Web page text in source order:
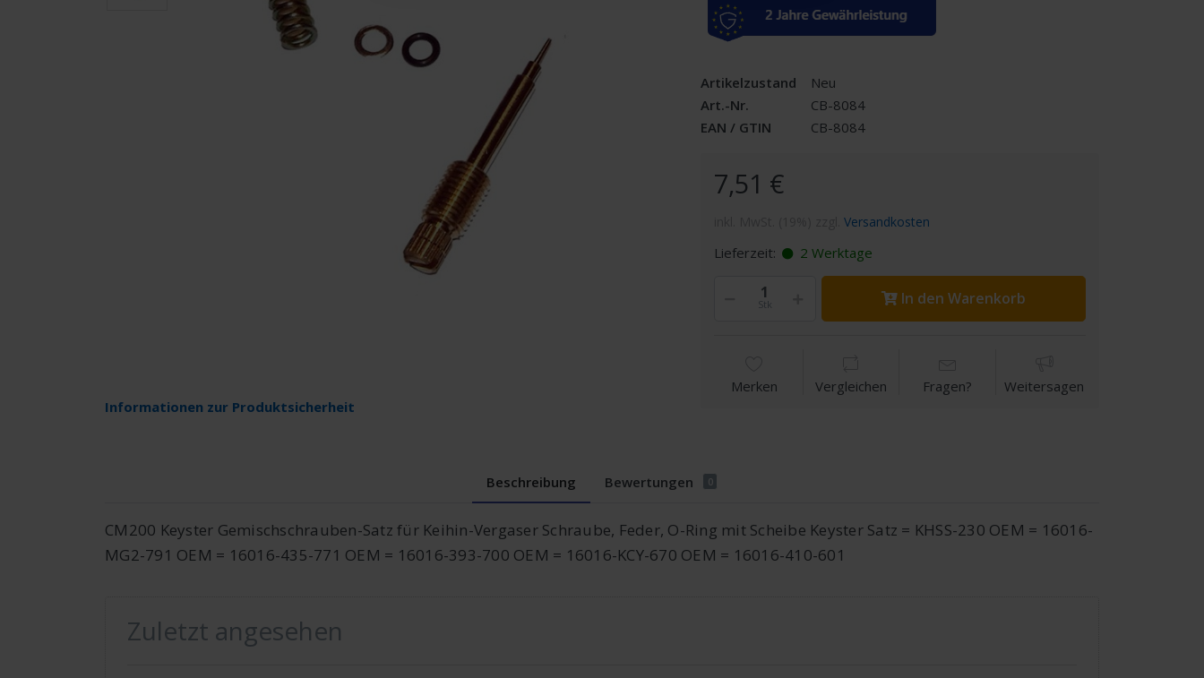
Informationen zur Produktsicherheit
Artikelzustand
Neu
Art.-Nr.
CB-8084
EAN / GTIN
CB-8084
7,51 €
Versandkosten
Lieferzeit: 2 Werktage
Stk In den Warenkorb
Merken Vergleichen Fragen? Weitersagen
Beschreibung Bewertungen 0
CM200 Keyster Gemischschrauben-Satz für Keihin-Vergaser Schraube, Feder, O-Ring mit Scheibe Keyster Satz = KHSS-230 OEM = 16016-
MG2-791 OEM = 16016-435-771 OEM = 16016-393-700 OEM = 16016-KCY-670 OEM = 16016-410-601
Zuletzt angesehen